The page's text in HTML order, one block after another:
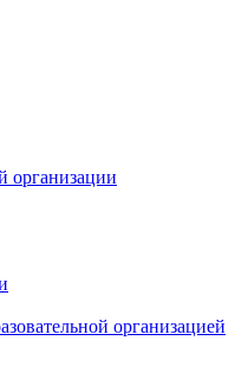
организации
организацией